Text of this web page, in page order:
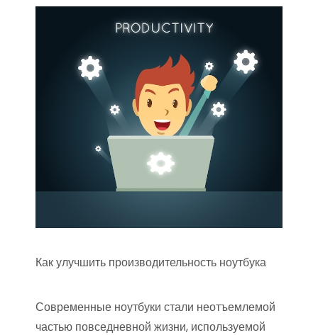
Как улучшить производительность ноутбука
Современные ноутбуки стали неотъемлемой
частью повседневной жизни, используемой